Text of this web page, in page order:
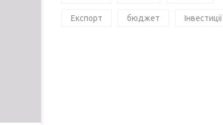
Експорт бюджет Інвестиції